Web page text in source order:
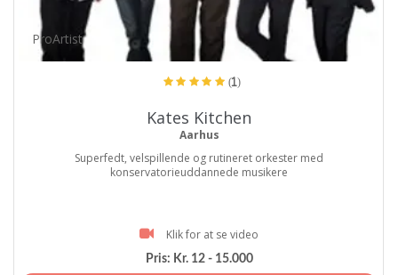
ProArtist
(1)
Kates Kitchen
Aarhus
Superfedt, velspillende og rutineret orkester med
konservatorieuddannede musikere
Klik for at se video
Pris: Kr. 12 - 15.000